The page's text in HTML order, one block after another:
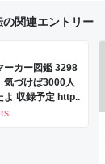
の関連エントリー
ーカー図鑑 3298
づけば3000人
よ 収録予定 http..